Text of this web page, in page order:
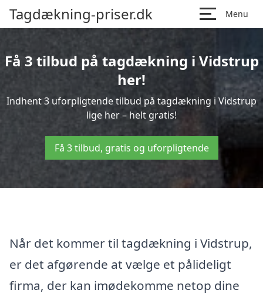
Tagdækning-priser.dk Menu
Få 3 tilbud på tagdækning i Vidstrup
her!
Indhent 3 uforpligtende tilbud på tagdækning i Vidstrup
lige her – helt gratis!
Få 3 tilbud, gratis og uforpligtende
Når det kommer til tagdækning i Vidstrup,
er det afgørende at vælge et pålideligt
firma, der kan imødekomme netop dine